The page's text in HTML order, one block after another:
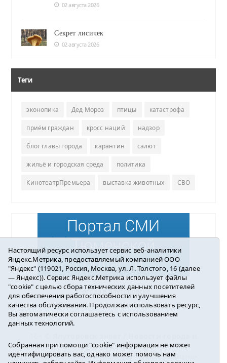
02 августа 2026
Секрет лисичек
02 августа 2026
Теги
эконопика Дед Мороз птицы катастрофа
приём граждан кросс наций надзор
блог главы города карантин салют
жильё и городская среда политика
КинотеатрПремьера выставка животных СВО
Погода в Ялуторовске
района2016-2023
Учредитель: АНО «ИИЦ « Ялуторовская жизнь».
Настоящий ресурс использует сервис веб-аналитики
Яндекс.Метрика, предоставляемый компанией ООО
"Яндекс" (119021, Россия, Москва, ул. Л. Толстого, 16 (далее
— Яндекс)). Сервис Яндекс.Метрика использует файлы
"cookie" с целью сбора технических данных посетителей
для обеспечения работоспособности и улучшения
качества обслуживания. Продолжая использовать ресурс,
Вы автоматически соглашаетесь с использованием
данных технологий.
Собранная при помощи "cookie" информация не может
идентифицировать вас, однако может помочь нам